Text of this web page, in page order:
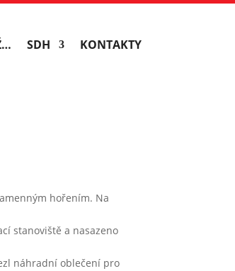
SDH KONTAKTY
hořením. Na
stanoviště a nasazeno
náhradní oblečení pro